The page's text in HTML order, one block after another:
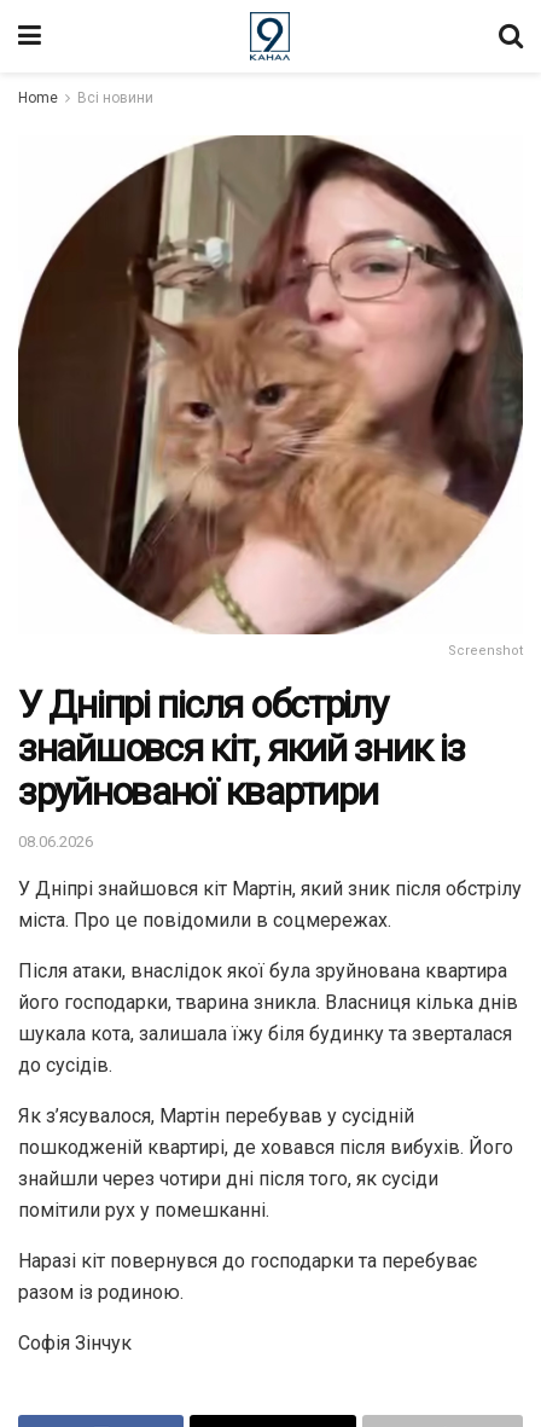
Home Всі новини
Screenshot
У Дніпрі після обстрілу
знайшовся кіт, який зник із
зруйнованої квартири
08.06.2026
У Дніпрі знайшовся кіт Мартін, який зник після обстрілу
міста. Про це повідомили в соцмережах.
Після атаки, внаслідок якої була зруйнована квартира
його господарки, тварина зникла. Власниця кілька днів
шукала кота, залишала їжу біля будинку та зверталася
до сусідів.
Як з’ясувалося, Мартін перебував у сусідній
пошкодженій квартирі, де ховався після вибухів. Його
знайшли через чотири дні після того, як сусіди
помітили рух у помешканні.
Наразі кіт повернувся до господарки та перебуває
разом із родиною.
Софія Зінчук